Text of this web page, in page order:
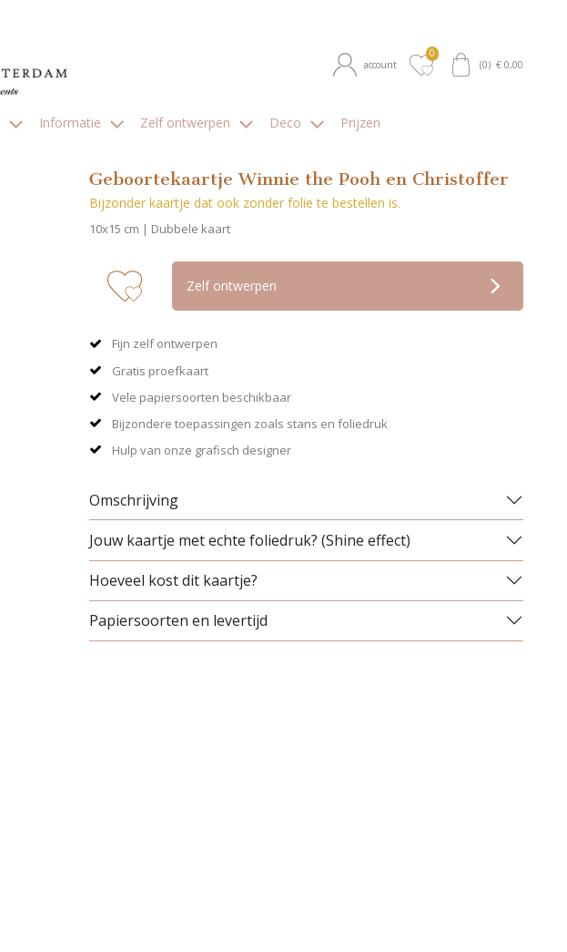
account
0
(0) € 0,00
Informatie Zelf ontwerpen Deco Prijzen
Geboortekaartje Winnie the Pooh en Christoffer
Bijzonder kaartje dat ook zonder folie te bestellen is.
10x15 cm | Dubbele kaart
zet op verlanglijstje
Zelf ontwerpen
Fijn zelf ontwerpen
Gratis proefkaart
Vele papiersoorten beschikbaar
Bijzondere toepassingen zoals stans en foliedruk
Hulp van onze grafisch designer
Omschrijving
Jouw kaartje met echte foliedruk? (Shine effect)
Hoeveel kost dit kaartje?
Papiersoorten en levertijd